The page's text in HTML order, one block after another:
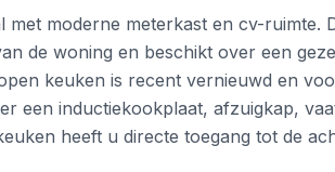
met moderne meterkast en cv-ruimte.
de woning en beschikt over een
keuken is recent vernieuwd en
een inductiekookplaat, afzuigkap,
heeft u directe toegang tot de